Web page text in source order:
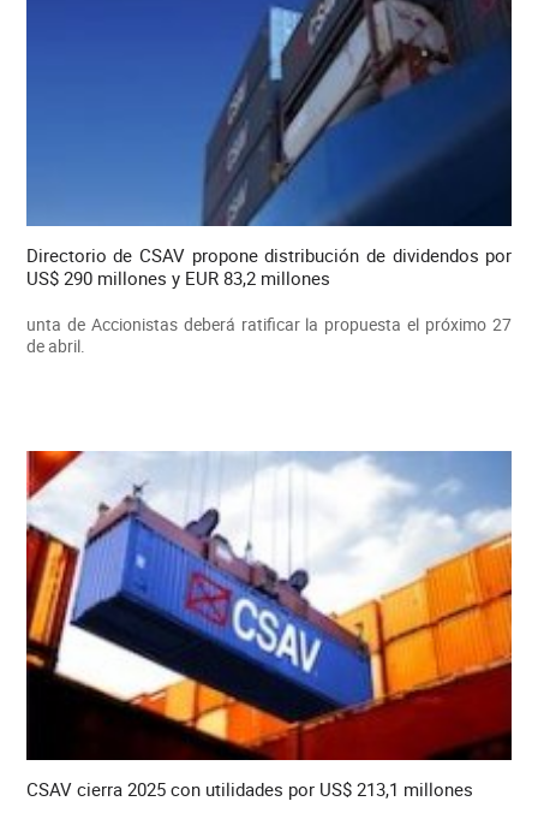
Directorio de CSAV propone distribución de dividendos por
US$ 290 millones y EUR 83,2 millones
unta de Accionistas deberá ratificar la propuesta el próximo 27
de abril.
CSAV cierra 2025 con utilidades por US$ 213,1 millones